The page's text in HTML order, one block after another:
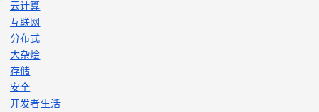
云计算
互联网
分布式
大杂烩
存储
安全
开发者生活